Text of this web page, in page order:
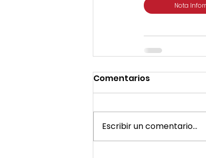
Nota
Comentarios
Escribir un comentario...